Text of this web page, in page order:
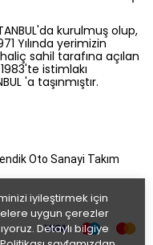
iyileştirmek için
uygun çerezler
Detaylı bilgiye
kurulmuş olup,
Yılında yerimizin
sahil tarafına açılan
istimlakı
'a taşınmıştır.
Oto Sanayi Takım